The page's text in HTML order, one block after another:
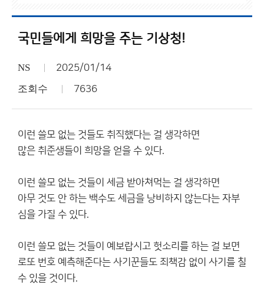
국민들에게 희망을 주는 기상청!
NS 2025/01/14
조회수 7636
이런 쓸모 없는 것들도 취직했다는 걸 생각하면
많은 취준생들이 희망을 얻을 수 있다.
이런 쓸모 없는 것들이 세금 받아쳐먹는 걸 생각하면
아무 것도 안 하는 백수도 세금을 낭비하지 않는다는 자부
심을 가질 수 있다.
이런 쓸모 없는 것들이 예보랍시고 헛소리를 하는 걸 보면
로또 번호 예측해준다는 사기꾼들도 죄책감 없이 사기를 칠
수 있을 것이다.